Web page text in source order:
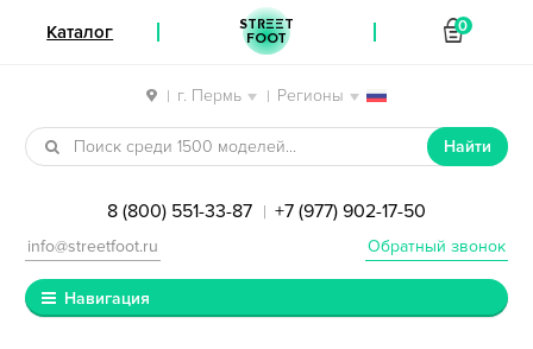
| г. Пермь | Регионы
Перейти к навигации
Перейти к содержимому
Найти
8 (800) 551-33-87 | +7 (977) 902-17-50
Обратный звонок
info@streetfoot.ru
Навигация
Каталог STREET
FOOT
0